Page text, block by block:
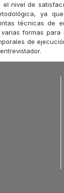
nivel de
ya
técnicas de
formas
de